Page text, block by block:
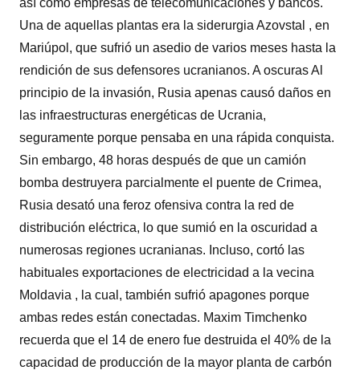
Una de aquellas plantas era la siderurgia Azovstal , en
Mariúpol, que sufrió un asedio de varios meses hasta la
rendición de sus defensores ucranianos. A oscuras Al
principio de la invasión, Rusia apenas causó daños en
las infraestructuras energéticas de Ucrania,
seguramente porque pensaba en una rápida conquista.
Sin embargo, 48 horas después de que un camión
bomba destruyera parcialmente el puente de Crimea,
Rusia desató una feroz ofensiva contra la red de
distribución eléctrica, lo que sumió en la oscuridad a
numerosas regiones ucranianas. Incluso, cortó las
habituales exportaciones de electricidad a la vecina
Moldavia , la cual, también sufrió apagones porque
ambas redes están conectadas. Maxim Timchenko
recuerda que el 14 de enero fue destruida el 40% de la
capacidad de producción de la mayor planta de carbón